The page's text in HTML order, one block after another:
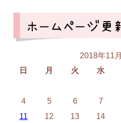
2018年11月
日
月 火 水
4
5 6 7
11
12 13 14